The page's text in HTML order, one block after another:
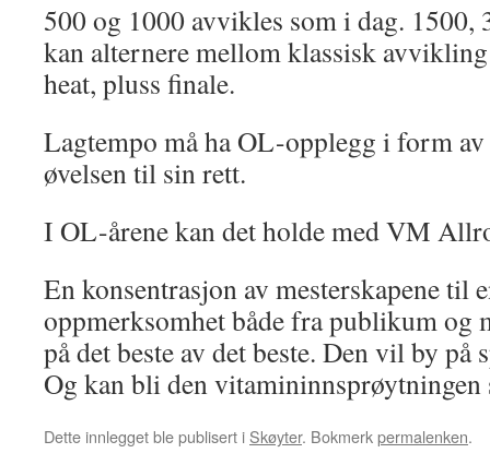
500 og 1000 avvikles som i dag. 1500,
kan alternere mellom klassisk
heat, pluss finale.
Lagtempo må ha OL-opplegg i form
øvelsen til sin rett.
I OL-årene kan det holde med VM
En konsentrasjon av mesterskapene til
oppmerksomhet både fra publikum
på det beste av det beste. Den vil by
Og kan bli den vitamininnsprøytningen
Dette innlegget ble publisert i Skøyter. Bokmerkpermalenken.